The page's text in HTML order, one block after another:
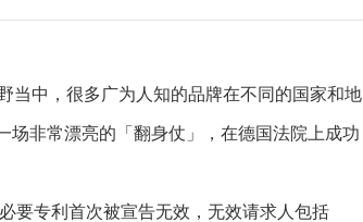
中，很多广为人知的品牌在不同的国家和地
场非常漂亮的「翻身仗」，在德国法院上成功
专利首次被宣告无效，无效请求人包括